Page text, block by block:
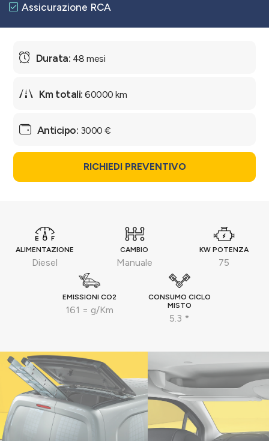
Assicurazione RCA
ALIMENTAZIONE
Diesel
CAMBIO
Manuale
KW POTENZA
75
EMISSIONI CO2
161 = g/Km
CONSUMO CICLO
MISTO
5.3 *
48 mesi
60000 km
3000 €
RICHIEDI PREVENTIVO